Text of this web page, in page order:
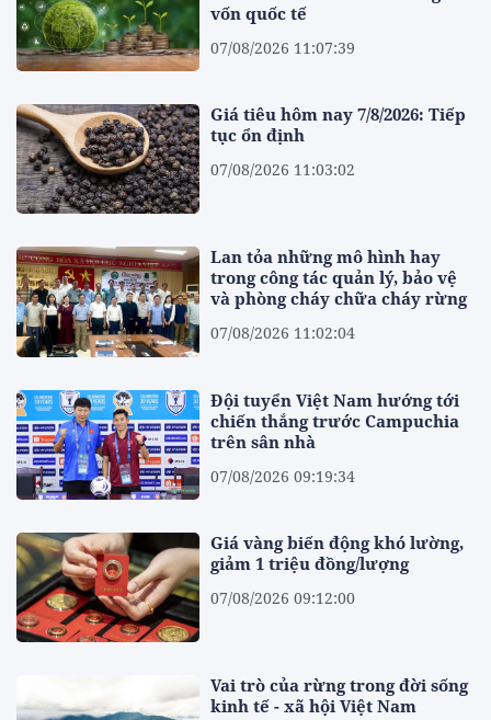
vốn quốc tế
07/08/2026 11:07:39
Giá tiêu hôm nay 7/8/2026: Tiếp
tục ổn định
07/08/2026 11:03:02
Lan tỏa những mô hình hay
trong công tác quản lý, bảo vệ
và phòng cháy chữa cháy rừng
07/08/2026 11:02:04
Đội tuyển Việt Nam hướng tới
chiến thắng trước Campuchia
trên sân nhà
07/08/2026 09:19:34
Giá vàng biến động khó lường,
giảm 1 triệu đồng/lượng
07/08/2026 09:12:00
Vai trò của rừng trong đời sống
kinh tế - xã hội Việt Nam